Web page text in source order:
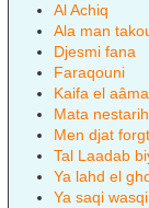
Al Achiq
Ala man
Djesmi fana
Faraqouni
Kaifa el
Mata
Men djat
Tal Laadab
Ya lahd el
Ya saqi wasqi